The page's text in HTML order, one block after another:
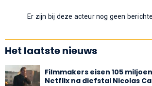
Er zijn bij deze acteur nog geen
Het laatste nieuws
Filmmakers eisen 105
Netflix na diefstal Nicolas